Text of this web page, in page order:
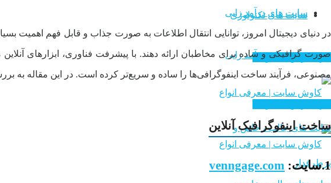
سایت های تکنولوژی
سایت های درآمد زایی
سایت های درآمد زایی
خرید هوش مصنوعی
در دنیای دیجیتال امروز، توانایی انتقال اطلاعات به صورت جذاب و قابل فهم اهمیت
صورت گرافیکی و ساده برای مخاطبان ارائه دهند. با پیشرفت فناوری، ابزارهای
مصنوعی، فرآیند ساخت اینفوگرافی‌ها را ساده و سریع‌تر کرده است. در این مقاله به
ساخت اینفوگرافیک آنلاین
1.سایت: venngage.com